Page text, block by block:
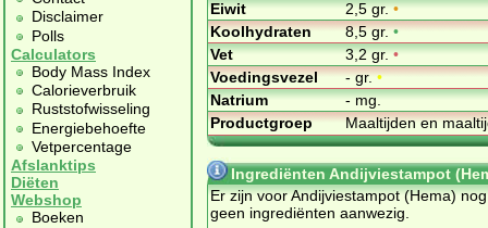
Disclaimer
Polls
Calculators
Body Mass Index
Calorieverbruik
Ruststofwisseling
Energiebehoefte
Vetpercentage
Afslanktips
Diëten
Webshop
Boeken
Eiwit
2,5 gr.•
Koolhydraten
8,5 gr.•
Vet
3,2 gr.•
Voedingsvezel
- gr.•
Natrium
- mg.
Productgroep
Maaltijden en
Ingrediënten Andijviestampot
Er zijn voor Andijviestampot (Hema) nog
geen ingrediënten aanwezig.